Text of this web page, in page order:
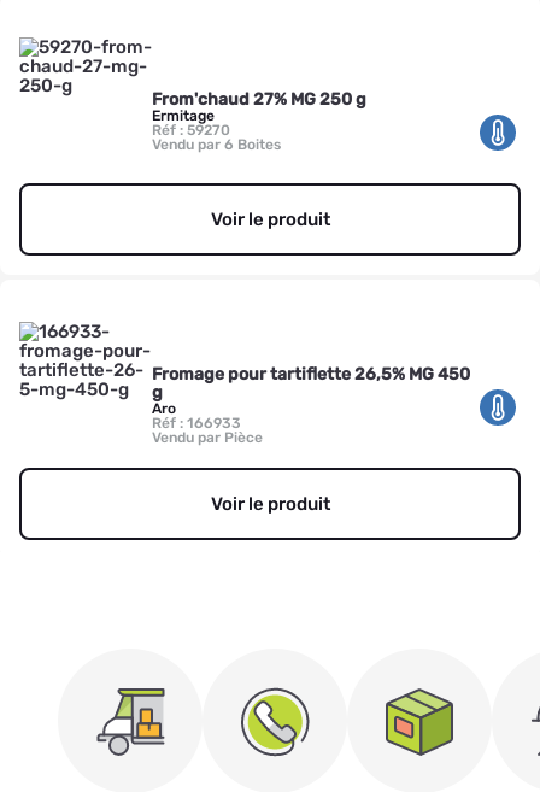
From'chaud 27% MG 250 g
Ermitage
Réf : 59270
Vendu par 6 Boites
Voir le produit
Fromage pour tartiflette 26,5% MG 450
g
Aro
Réf : 166933
Vendu par Pièce
Voir le produit